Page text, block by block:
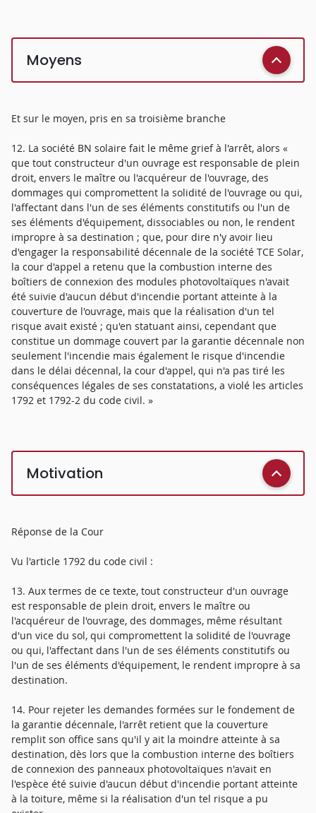
Moyens
Et sur le moyen, pris en sa troisième branche
12. La société BN solaire fait le même grief à l'arrêt, alors «
que tout constructeur d'un ouvrage est responsable de plein
droit, envers le maître ou l'acquéreur de l'ouvrage, des
dommages qui compromettent la solidité de l'ouvrage ou qui,
l'affectant dans l'un de ses éléments constitutifs ou l'un de
ses éléments d'équipement, dissociables ou non, le rendent
impropre à sa destination ; que, pour dire n'y avoir lieu
d'engager la responsabilité décennale de la société TCE Solar,
la cour d'appel a retenu que la combustion interne des
boîtiers de connexion des modules photovoltaïques n'avait
été suivie d'aucun début d'incendie portant atteinte à la
couverture de l'ouvrage, mais que la réalisation d'un tel
risque avait existé ; qu'en statuant ainsi, cependant que
constitue un dommage couvert par la garantie décennale non
seulement l'incendie mais également le risque d'incendie
dans le délai décennal, la cour d'appel, qui n'a pas tiré les
conséquences légales de ses constatations, a violé les articles
1792 et 1792-2 du code civil. »
Motivation
Réponse de la Cour
Vu l'article 1792 du code civil :
13. Aux termes de ce texte, tout constructeur d'un ouvrage
est responsable de plein droit, envers le maître ou
l'acquéreur de l'ouvrage, des dommages, même résultant
d'un vice du sol, qui compromettent la solidité de l'ouvrage
ou qui, l'affectant dans l'un de ses éléments constitutifs ou
l'un de ses éléments d'équipement, le rendent impropre à sa
destination.
14. Pour rejeter les demandes formées sur le fondement de
la garantie décennale, l'arrêt retient que la couverture
remplit son office sans qu'il y ait la moindre atteinte à sa
destination, dès lors que la combustion interne des boîtiers
de connexion des panneaux photovoltaïques n'avait en
l'espèce été suivie d'aucun début d'incendie portant atteinte
à la toiture, même si la réalisation d'un tel risque a pu